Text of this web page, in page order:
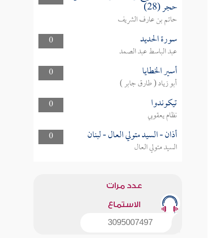
حجر (28)
حاتم بن عارف الشريف
0
سورة الحديد
عبد الباسط عبد الصمد
0
أسير الخطايا
أبو زياد ( طارق جابر )
0
تيكوندوا
نظام يعقوبي
0
أذان - السيد متولي العال - لبنان
السيد متولي العال
عدد مرات
الاستماع
3095007497